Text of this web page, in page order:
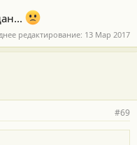
редактирование: 13 Мар 2017
#69